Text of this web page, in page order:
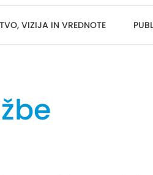
VIZIJA IN VREDNOTE